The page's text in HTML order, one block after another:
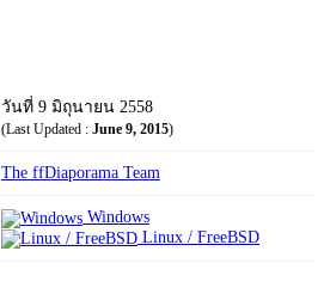
วันที่ 9 มิถุนายน 2558
(Last Updated : June 9, 2015)
The ffDiaporama Team
Windows
Linux / FreeBSD